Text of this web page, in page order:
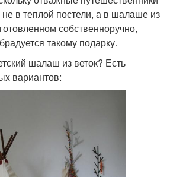
в теплой постели, а в шалаше из
собственноручно,
такому подарку.
шалаш из веток? Есть
вариантов: